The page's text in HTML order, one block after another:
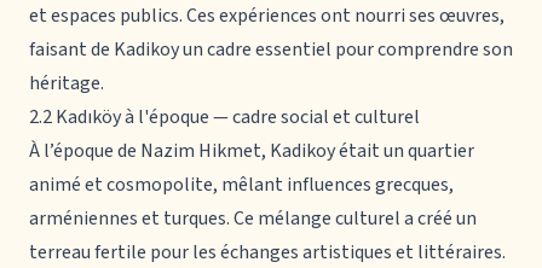
et espaces publics. Ces expériences ont nourri ses œuvres,
faisant de Kadikoy un cadre essentiel pour comprendre son
héritage.
2.2 Kadıköy à l'époque — cadre social et culturel
À l’époque de Nazim Hikmet, Kadikoy était un quartier
animé et cosmopolite, mêlant influences grecques,
arméniennes et turques. Ce mélange culturel a créé un
terreau fertile pour les échanges artistiques et littéraires.